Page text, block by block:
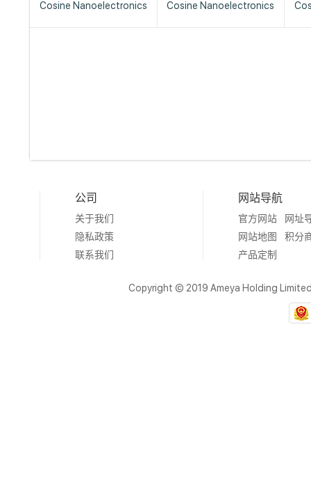
Cosine Nanoelectronics
Cosine Nanoelectronics
公司
关于我们
隐私政策
联系我们
网站导航
官方网站
网址
网站地图
积分
产品定制
Copyright © 2019 Ameya Holding